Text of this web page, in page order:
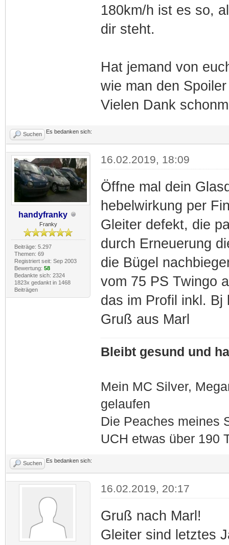
180km/h ist es so,
dir steht.
Hat jemand von
wie man den
Vielen Dank
Suchen Es bedanken sich:
handyfranky
Franky
Beiträge: 5.297
Themen: 69
Registriert seit: Sep 2003
Bewertung: 58
Bedankte sich: 2324
1823x gedankt in 1468
Beiträgen
16.02.2019, 18:09
Öffne mal dein
hebelwirkung per
Gleiter defekt, die
durch Erneuerung
die Bügel
vom 75 PS Twingo
das im Profil inkl. Bj
Gruß aus Marl
Bleibt gesund und
Mein MC Silver,
gelaufen
Die Peaches meines
UCH etwas über 190
Suchen Es bedanken sich:
16.02.2019, 20:17
Gruß nach Marl!
Gleiter sind letztes